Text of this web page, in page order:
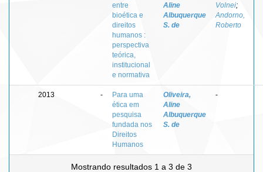
entre
bioética e
direitos
humanos :
perspectiva
teórica,
institucional
e normativa
Aline
Albuquerque
S. de
Volnei;
Andorno,
Roberto
2013 -
Para uma
ética em
pesquisa
fundada nos
Direitos
Humanos
Oliveira,
Aline
Albuquerque
S. de
-
Mostrando resultados 1 a 3 de 3